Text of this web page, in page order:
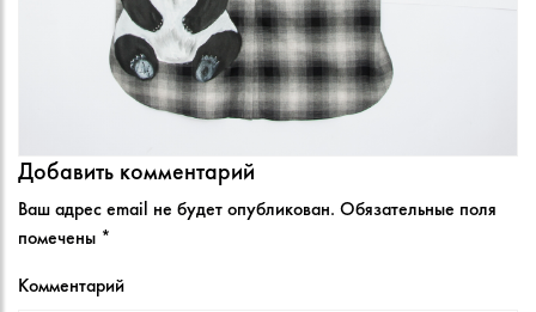
Добавить комментарий
Ваш адрес email не будет опубликован. Обязательные поля
помечены *
Комментарий